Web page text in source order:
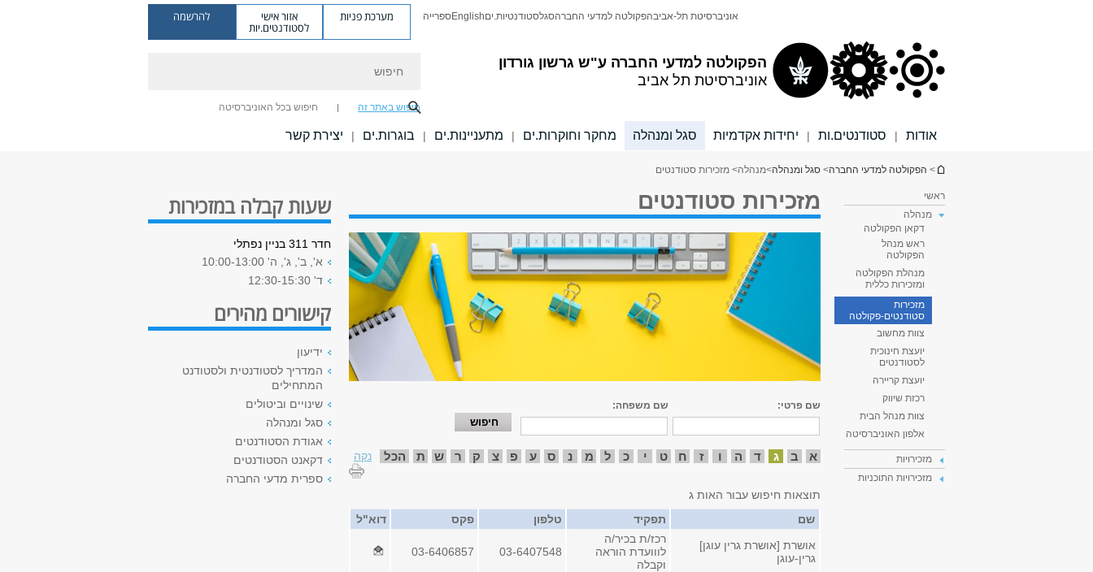
הפקולטה למדעי החברה ע"ש גרשון גורדון
אוניברסיטת תל אביב
אוניברסיטת תל-אביבהפקולטה למדעי החברהסגלסטודנטיות.יםEnglishספרייה מערכת פניות אזור אישי
לסטודנטים.יות
להרשמה
חיפוש באתר זה חיפוש בכל האוניברסיטה
אודות | סטודנטים.ות | יחידות אקדמיות סגל ומנהלה מחקר וחוקרות.ים | מתעניינות.ים | בוגרות.ים | יצירת קשר
הינך נמצא כאן
> הפקולטה למדעי החברה> סגל ומנהלה>מנהלה> מזכירות סטודנטים
ראשי
מנהלה
דקאן הפקולטה
ראש מנהל
הפקולטה
מנהלת הפקולטה
ומזכירות כללית
מזכירות
סטודנטים-פקולטה
צוות מחשוב
יועצת חינוכית
לסטודנטים
יועצת קריירה
רכזת שיווק
צוות מנהל הבית
אלפון האוניברסיטה
מזכירויות
מזכירויות התוכניות
מזכירות סטודנטים
שם פרטי: שם משפחה:
א ב ג ד ה ו ז ח ט י כ ל מ נ ס ע פ צ ק ר ש ת הכל נקה
תוצאות חיפוש עבור האות ג
שם
תפקיד טלפון פקס
דוא"ל
אושרת [אושרת גרין עוגן]
גרין-עוגן
רכז/ת בכיר/ה
לווועדת הוראה
וקבלה
03-6407548
03-6406857
שעות קבלה במזכירות
חדר 311 בניין נפתלי
א', ב', ג', ה' 10:00-13:00
ד' 12:30-15:30
קישורים מהירים
ידיעון
המדריך לסטודנטית ולסטודנט
המתחילים
שינויים וביטולים
סגל ומנהלה
אגודת הסטודנטים
דקאנט הסטודנטים
ספרית מדעי החברה